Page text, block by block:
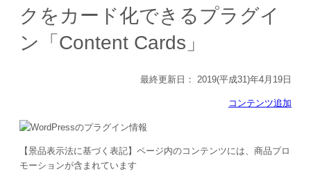
クをカード化できるプラグイ
ン「Content Cards」
最終更新日： 2019(平成31)年4月19日
コンテンツ追加
【景品表示法に基づく表記】ページ内のコンテンツには、商品プロ
モーションが含まれています